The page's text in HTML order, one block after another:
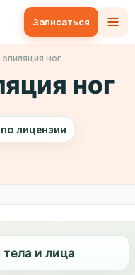
Записаться
ног
ног
лицензии
и лица